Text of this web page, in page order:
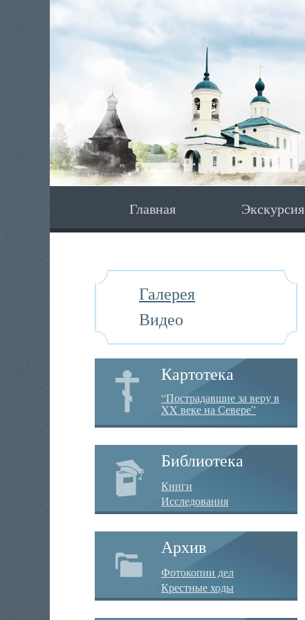
Главная Экскурсия
Галерея
Видео
Картотека
“Пострадавшие за веру в
XX веке на Севере”
Библиотека
Книги
Исследования
Архив
Фотокопии дел
Крестные ходы